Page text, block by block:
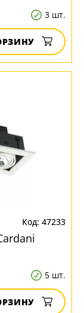
3 шт.
47233
5 шт.